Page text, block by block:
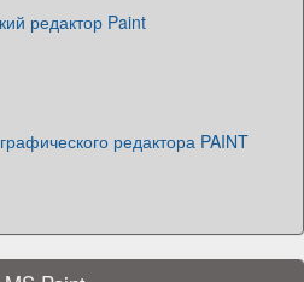
редактор Paint
редактора PAINT